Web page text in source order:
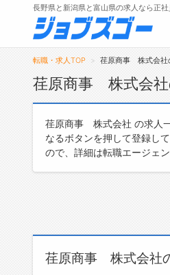
トップ
長野県と新潟県と富山県の求人なら正
転職・求人TOP 荏原商事 株式会社
荏原商事 株式会社
荏原商事 株式会社 の求人
なるボタンを押して登録し
ので、詳細は転職エージェ
荏原商事 株式会社